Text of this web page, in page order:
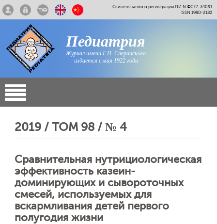
Свидетельство о регистрации ПИ N ФС77-34091
ISSN 1990-2182
Педиатрия
Журнал имени Г.Н. Сперанского
издается с мая 1922 года
2019 / ТОМ 98 / № 4
Сравнительная нутрициологическая
эффективность казеин-
доминирующих и сывороточных
смесей, используемых для
вскармливания детей первого
полугодия жизни